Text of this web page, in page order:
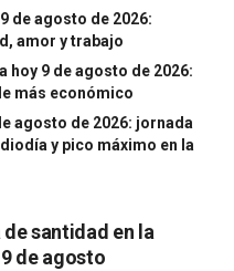
de agosto de 2026:
amor y trabajo
hoy 9 de agosto de 2026:
más económico
agosto de 2026: jornada
y pico máximo en la
santidad en la
de agosto